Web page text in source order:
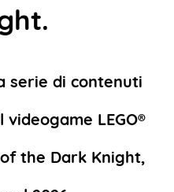
serie di contenuti
LEGO®
the Dark Knight,